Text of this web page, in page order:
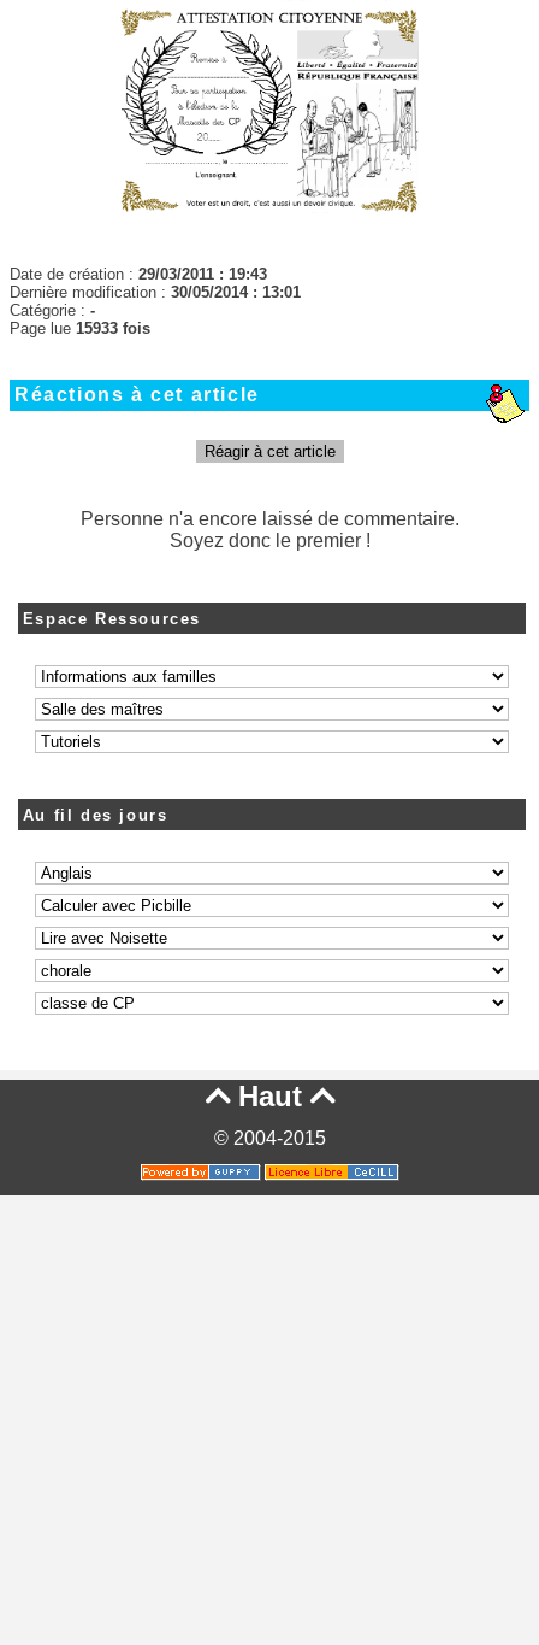
Date de création : 29/03/2011 : 19:43
Dernière modification : 30/05/2014 : 13:01
Catégorie : -
Page lue 15933 fois
Réactions à cet article
Réagir à cet article
Personne n'a encore laissé de commentaire.
Soyez donc le premier !
Espace Ressources
Au fil des jours
Haut 
© 2004-2015